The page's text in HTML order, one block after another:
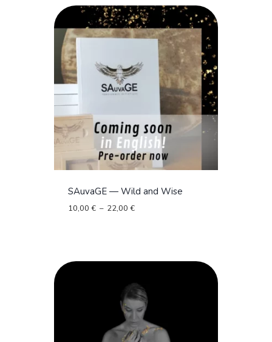
SAuvaGE — Wild and Wise
10,00€ – 22,00€Plage